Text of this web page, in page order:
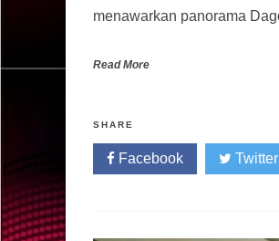
menawarkan panorama
Read More
SHARE
Facebook Twitter